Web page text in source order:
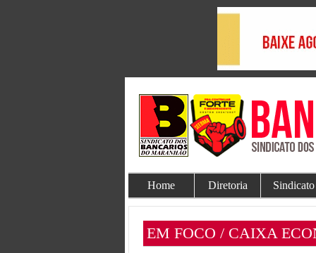
Home Diretoria Sindicato
EM FOCO / CAIXA